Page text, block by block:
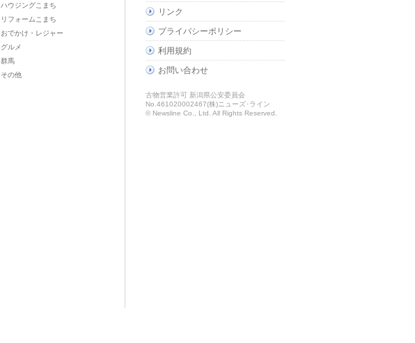
ハウジングこまち
リフォームこまち
おでかけ・レジャー
グルメ
群馬
その他
リンク
プライバシーポリシー
利用規約
お問い合わせ
古物営業許可 新潟県公安委員会
No.461020002467(株)ニューズ･ライン
© Newsline Co., Ltd. All Rights Reserved.